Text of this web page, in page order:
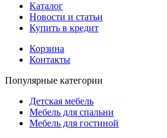
Каталог
Новости и статьи
Купить в кредит
Корзина
Контакты
Популярные категории
Детская мебель
Мебель для спальни
Мебель для гостиной